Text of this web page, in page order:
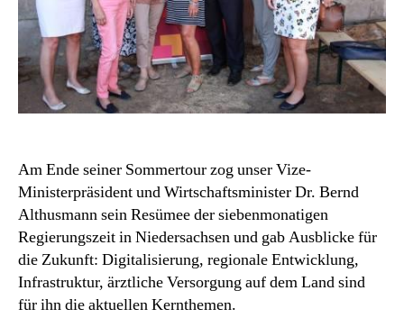
Am Ende seiner Sommertour zog unser Vize-
Ministerpräsident und Wirtschaftsminister Dr. Bernd
Althusmann sein Resümee der siebenmonatigen
Regierungszeit in Niedersachsen und gab Ausblicke für
die Zukunft: Digitalisierung, regionale Entwicklung,
Infrastruktur, ärztliche Versorgung auf dem Land sind
für ihn die aktuellen Kernthemen.